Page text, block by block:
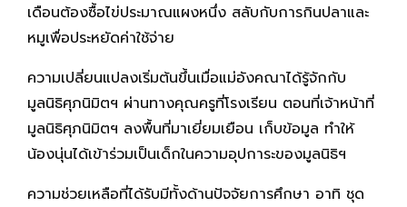
เดือนต้องซื้อไข่ประมาณแผงหนึ่ง สลับกับการกินปลาและ
หมูเพื่อประหยัดค่าใช้จ่าย
ความเปลี่ยนแปลงเริ่มต้นขึ้นเมื่อแม่อังคณาได้รู้จักกับ
มูลนิธิศุภนิมิตฯ ผ่านทางคุณครูที่โรงเรียน ตอนที่เจ้าหน้าที่
มูลนิธิศุภนิมิตฯ ลงพื้นที่มาเยี่ยมเยือน เก็บข้อมูล ทำให้
น้องนุ่นได้เข้าร่วมเป็นเด็กในความอุปการะของมูลนิธิฯ
ความช่วยเหลือที่ได้รับมีทั้งด้านปัจจัยการศึกษา อาทิ ชุด